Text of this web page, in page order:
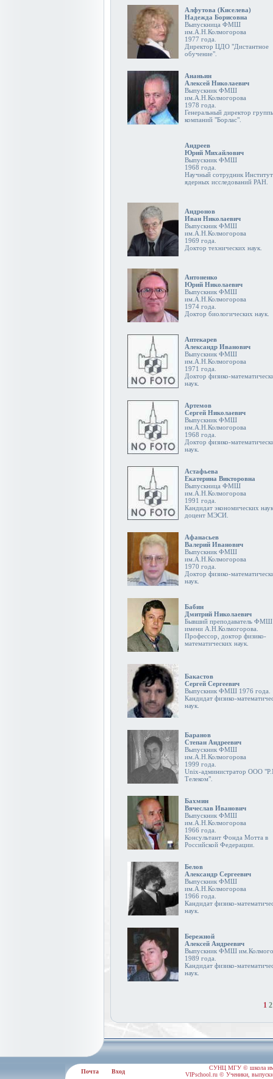
Алфутова (Киселева)
Надежда Борисовна
Выпускница ФМШ
им.А.Н.Колмогорова
1977 года.
Директор ЦДО "Дистантное
обучение".
Ананьин
Алексей Николаевич
Выпускник ФМШ
им.А.Н.Колмогорова
1978 года.
Генеральный директор
компаний "Борлас".
Андреев
Юрий Михайлович
Выпускник ФМШ
1968 года.
Научный сотрудник
ядерных исследований РАН.
Андронов
Иван Николаевич
Выпускник ФМШ
им.А.Н.Колмогорова
1969 года.
Доктор технических наук.
Антоненко
Юрий Николаевич
Выпускник ФМШ
им.А.Н.Колмогорова
1974 года.
Доктор биологических наук.
Аптекарев
Александр Иванович
Выпускник ФМШ
им.А.Н.Колмогорова
1971 года.
Доктор физико-
наук.
Артемов
Сергей Николаевич
Выпускник ФМШ
им.А.Н.Колмогорова
1968 года.
Доктор физико-
наук.
Астафьева
Екатерина Викторовна
Выпускница ФМШ
им.А.Н.Колмогорова
1991 года.
Кандидат экономических
доцент МЭСИ.
Афанасьев
Валерий Иванович
Выпускник ФМШ
им.А.Н.Колмогорова
1970 года.
Доктор физико-
наук.
Бабин
Дмитрий Николаевич
Бывший преподаватель ФМШ
имени А.Н.Колмогорова.
Профессор, доктор физико-
математических наук.
Бакастов
Сергей Сергеевич
Выпускник ФМШ 1976 года.
Кандидат физико-
наук.
Баранов
Степан Андреевич
Выпускник ФМШ
им.А.Н.Колмогорова
1999 года.
Unix-администратор ООО
Телеком".
Бахмин
Вячеслав Иванович
Выпускник ФМШ
им.А.Н.Колмогорова
1966 года.
Консультант Фонда Мотта в
Российской Федерации.
Белов
Александр Сергеевич
Выпускник ФМШ
им.А.Н.Колмогорова
1966 года.
Кандидат физико-
наук.
Бережной
Алексей Андреевич
Выпускник ФМШ
1989 года.
Кандидат физико-
наук.
1 2
Почта Вход
СУНЦ МГУ © школа
VIPschool.ru © Ученики,